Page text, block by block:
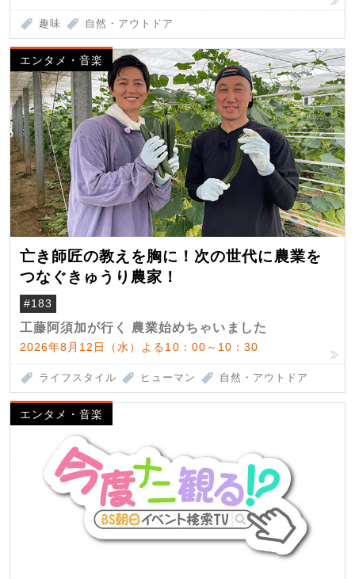
趣味 自然・アウトドア
エンタメ・音楽
亡き師匠の教えを胸に！次の世代に農業を
つなぐきゅうり農家！
#183
工藤阿須加が行く 農業始めちゃいました
2026年8月12日（水）よる10：00～10：30
ライフスタイル ヒューマン 自然・アウトドア
エンタメ・音楽